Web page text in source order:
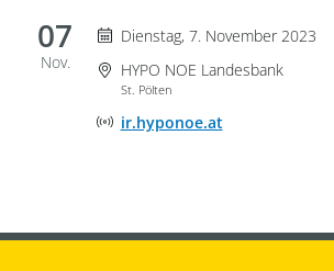
07
Nov.
Dienstag 7. November 2023
Dienstag, 7. November 2023
Veranstaltungsort
HYPO NOE Landesbank
St. Pölten
Adresse der Onlineveranstaltung
ir.hyponoe.at